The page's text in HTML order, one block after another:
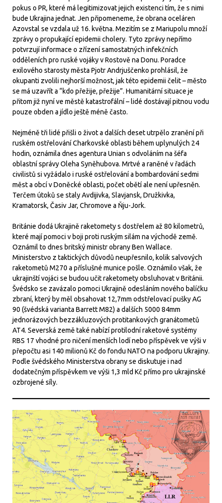
pokus o PR, které má legitimizovat jejich existenci tím, že s nimi
bude Ukrajina jednat. Jen připomeneme, že obrana oceláren
Azovstal se vzdala už 16. května. Mezitím se z Mariupolu množí
zprávy o propukající epidemii cholery. Tyto zprávy nepřímo
potvrzují informace o zřízení samostatných infekčních
odděleních pro ruské vojáky v Rostově na Donu. Poradce
exilového starosty města Pjotr Andrjuščenko prohlásil, že
okupanti zvolili nejhorší možnost, jak této epidemii čelit – město
se má uzavřít a “kdo přežije, přežije”. Humanitární situace je
přitom již nyní ve městě katastrofální – lidé dostávají pitnou vodu
pouze obden a jídlo ještě méně často.
Nejméně tři lidé přišli o život a dalších deset utrpělo zranění při
ruském ostřelování Charkovské oblasti během uplynulých 24
hodin, oznámila dnes agentura Unian s odvoláním na šéfa
oblastní správy Oleha Syněhubova. Mrtvé a raněné v řadách
civilistů si vyžádalo i ruské ostřelování a bombardování sedmi
měst a obcí v Doněcké oblasti, počet obětí ale není upřesněn.
Terčem útoků se staly Avdijivka, Slavjansk, Družkivka,
Kramatorsk, Časiv Jar, Chromove a Ňju-Jork.
Británie dodá Ukrajině raketomety s dostřelem až 80 kilometrů,
které mají pomoci v boji proti ruským silám na východě země.
Oznámil to dnes britský ministr obrany Ben Wallace.
Ministerstvo z taktických důvodů neupřesnilo, kolik salvových
raketometů M270 a příslušné munice pošle. Oznámilo však, že
ukrajinští vojáci se budou učit raketomety obsluhovat v Británii.
Švédsko se zavázalo pomoci Ukrajině odesláním nového balíčku
zbraní, který by měl obsahovat 12,7mm odstřelovací pušky AG
90 (švédská varianta Barrett M82) a dalších 5000 84mm
jednorázových bezzákluzových protitankových granátometů
AT4. Severská země také nabízí protilodní raketové systémy
RBS 17 vhodné pro ničení menších lodí nebo příspěvek ve výši v
přepočtu asi 140 milionů Kč do fondu NATO na podporu Ukrajiny.
Podle švédského Ministerstva obrany se diskutuje i nad
dodatečným příspěvkem ve výši 1,3 mld Kč přímo pro ukrajinské
ozbrojené síly.